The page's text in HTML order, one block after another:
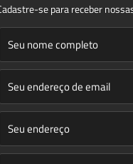
Advogadoson
28/06/2016
| Âmbito Federal | Requisitos
de Navios de Carga Viva
DPC No 194, DE 23 DE JUNHO
requisitos adicionais para a
de carga viva.
se para receber